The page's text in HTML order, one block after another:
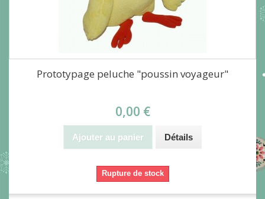
Prototypage peluche "poussin voyageur"
0,00 €
Ajouter au panier Détails
Rupture de stock